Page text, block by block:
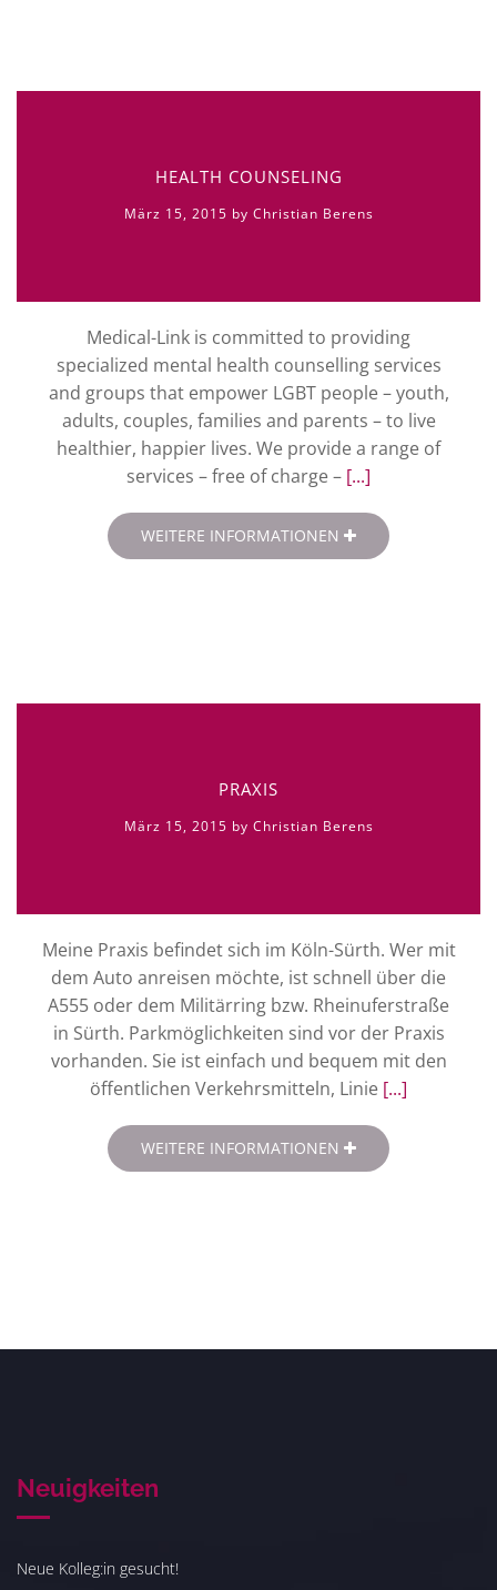
HEALTH COUNSELING
März 15, 2015 by Christian Berens
Medical-Link is committed to providing
specialized mental health counselling services
and groups that empower LGBT people – youth,
adults, couples, families and parents – to live
healthier, happier lives. We provide a range of
services – free of charge – [...]
WEITERE INFORMATIONEN
PRAXIS
März 15, 2015 by Christian Berens
Meine Praxis befindet sich im Köln-Sürth. Wer mit
dem Auto anreisen möchte, ist schnell über die
A555 oder dem Militärring bzw. Rheinuferstraße
in Sürth. Parkmöglichkeiten sind vor der Praxis
vorhanden. Sie ist einfach und bequem mit den
öffentlichen Verkehrsmitteln, Linie [...]
WEITERE INFORMATIONEN
Neuigkeiten
Neue Kolleg:in gesucht!